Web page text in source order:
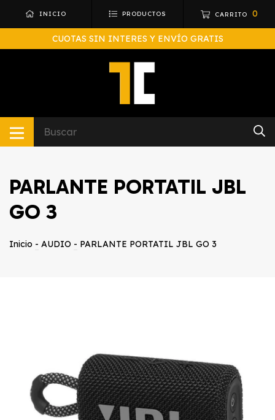
INICIO PRODUCTOS CARRITO 0
CUOTAS SIN INTERES Y ENVÍO GRATIS
PARLANTE PORTATIL JBL
GO 3
Inicio - AUDIO - PARLANTE PORTATIL JBL GO 3